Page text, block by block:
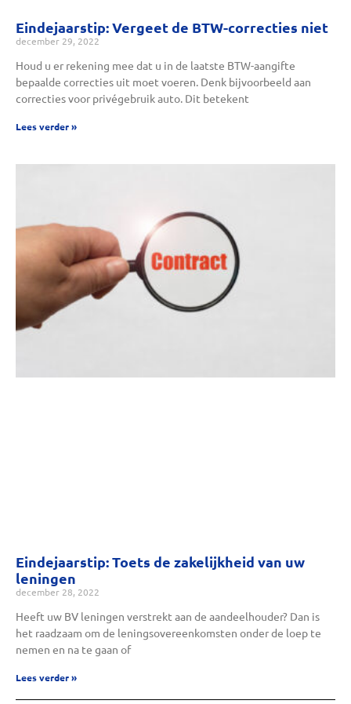
Eindejaarstip: Vergeet de BTW-correcties niet
december 29, 2022
Houd u er rekening mee dat u in de laatste BTW-aangifte
bepaalde correcties uit moet voeren. Denk bijvoorbeeld aan
correcties voor privégebruik auto. Dit betekent
Lees verder »
Eindejaarstip: Toets de zakelijkheid van uw
leningen
december 28, 2022
Heeft uw BV leningen verstrekt aan de aandeelhouder? Dan is
het raadzaam om de leningsovereenkomsten onder de loep te
nemen en na te gaan of
Lees verder »